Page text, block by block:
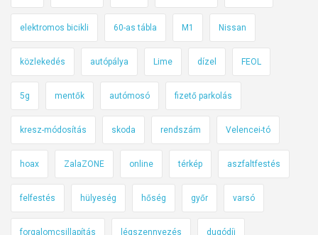
elektromos bicikli 60-as tábla M1 Nissan
közlekedés autópálya Lime dízel FEOL
5g mentők autómosó fizető parkolás
kresz-módosítás skoda rendszám Velencei-tó
hoax ZalaZONE online térkép aszfaltfestés
felfestés hülyeség hőség győr varsó
forgalomcsillapítás légszennyezés dugódíj